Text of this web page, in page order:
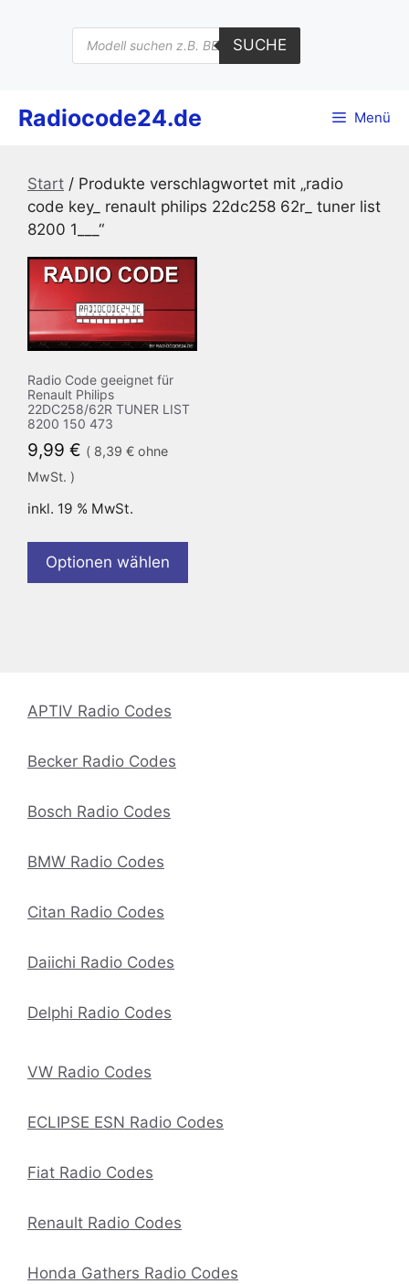
Products
search
SUCHE
Radiocode24.de Menü
Start / Produkte verschlagwortet mit „radio
code key_ renault philips 22dc258 62r_ tuner list
8200 1___“
Radio Code geeignet für
Renault Philips
22DC258/62R TUNER LIST
8200 150 473
9,99 € ( 8,39 € ohne
MwSt. )
inkl. 19 % MwSt.
Optionen wählen
APTIV Radio Codes
Becker Radio Codes
Bosch Radio Codes
BMW Radio Codes
Citan Radio Codes
Daiichi Radio Codes
Delphi Radio Codes
VW Radio Codes
ECLIPSE ESN Radio Codes
Fiat Radio Codes
Renault Radio Codes
Honda Gathers Radio Codes